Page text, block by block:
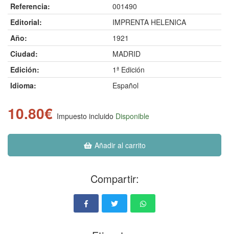
Referencia:
001490
Editorial:
IMPRENTA HELENICA
Año:
1921
Ciudad:
MADRID
Edición:
1ª Edición
Idioma:
Español
10.80€ Impuesto incluido Disponible
Añadir al carrito
Compartir: